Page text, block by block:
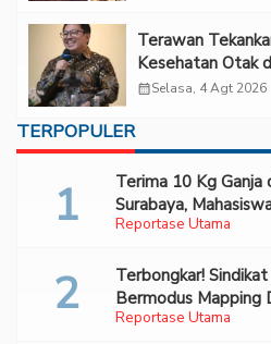
Terawan
Kesehatan Otak
Forum 2026 UPN
calendar_monthSelasa, 4 Agt 2026
TERPOPULER
Reportase Utama
Terima 10 Kg Ganja
Surabaya,
Bareskrim
Reportase Utama
Terbongkar!
Bermodus Mapping